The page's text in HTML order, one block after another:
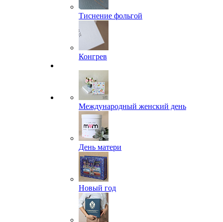
Тиснение фольгой
Конгрев
Международный женский день
День матери
Новый год